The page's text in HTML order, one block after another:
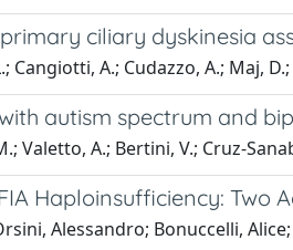
ciliary dyskinesia
Cangiotti, A.; Cudazzo, A.; Maj,
autism spectrum and
Valetto, A.; Bertini, V.; Cruz-
Haploinsufficiency: Two
Alessandro; Bonuccelli,